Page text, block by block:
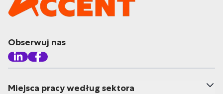
Obserwuj nas
Miejsca pracy według sektora